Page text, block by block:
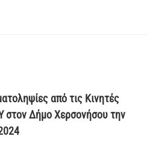
από τις Κινητές
στον Δήμο Χερσονήσου την